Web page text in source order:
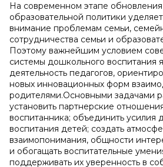
На современном этапе
образовательной политики
внимание проблемам семьи,
сотрудничества семьи и
Поэтому важнейшим условием
системы дошкольного воспитания
деятельность педагогов,
новых инновационных форм
родителями.Основными задачами
установить партнерские
воспитанника; объединить усилия
воспитания детей; создать
взаимопонимания, общности
и обогащать воспитательные
поддерживать их уверенность в